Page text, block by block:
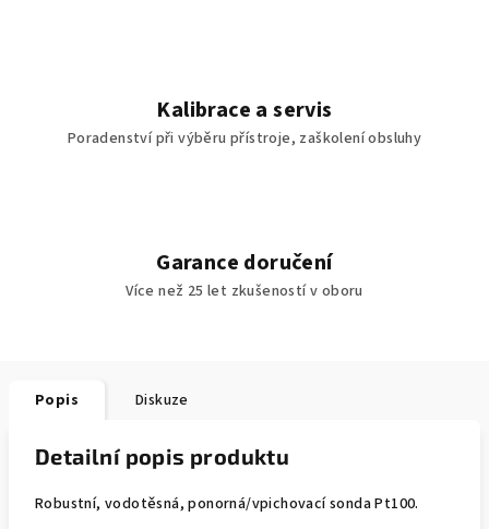
Kalibrace a servis
Poradenství při výběru přístroje, zaškolení obsluhy
Garance doručení
Více než 25 let zkušeností v oboru
Popis Diskuze
Detailní popis produktu
Robustní, vodotěsná, ponorná/vpichovací sonda Pt100.